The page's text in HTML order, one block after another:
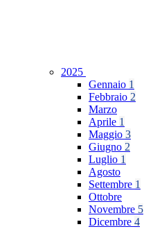
2025
Gennaio 1
Febbraio 2
Marzo
Aprile 1
Maggio 3
Giugno 2
Luglio 1
Agosto
Settembre 1
Ottobre
Novembre 5
Dicembre 4